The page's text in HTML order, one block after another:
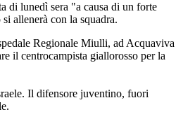
di lunedì sera "a causa di un forte
allenerà con la squadra.
Regionale Miulli, ad Acquaviva
il centrocampista giallorosso per la
Il difensore juventino, fuori